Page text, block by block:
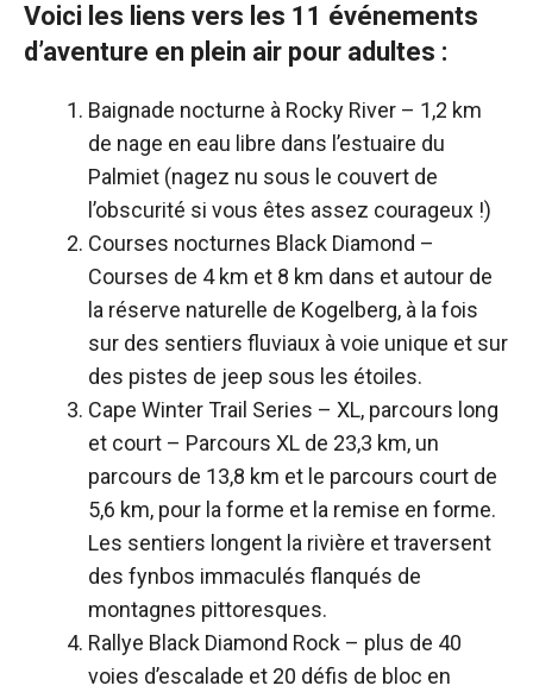
Voici les liens vers les 11 événements
d’aventure en plein air pour adultes :
Baignade nocturne à Rocky River – 1,2 km
de nage en eau libre dans l’estuaire du
Palmiet (nagez nu sous le couvert de
l’obscurité si vous êtes assez courageux !)
Courses nocturnes Black Diamond –
Courses de 4 km et 8 km dans et autour de
la réserve naturelle de Kogelberg, à la fois
sur des sentiers fluviaux à voie unique et sur
des pistes de jeep sous les étoiles.
Cape Winter Trail Series – XL, parcours long
et court – Parcours XL de 23,3 km, un
parcours de 13,8 km et le parcours court de
5,6 km, pour la forme et la remise en forme.
Les sentiers longent la rivière et traversent
des fynbos immaculés flanqués de
montagnes pittoresques.
Rallye Black Diamond Rock – plus de 40
voies d’escalade et 20 défis de bloc en